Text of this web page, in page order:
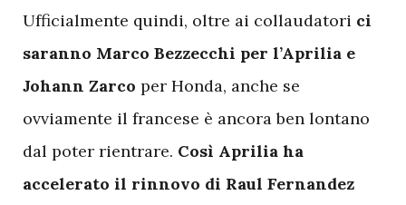
Ufficialmente quindi, oltre ai collaudatori ci
saranno Marco Bezzecchi per l’Aprilia e
Johann Zarco per Honda, anche se
ovviamente il francese è ancora ben lontano
dal poter rientrare. Così Aprilia ha
accelerato il rinnovo di Raul Fernandez